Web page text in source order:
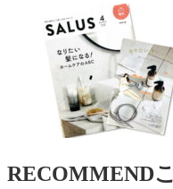
RECOMMEND